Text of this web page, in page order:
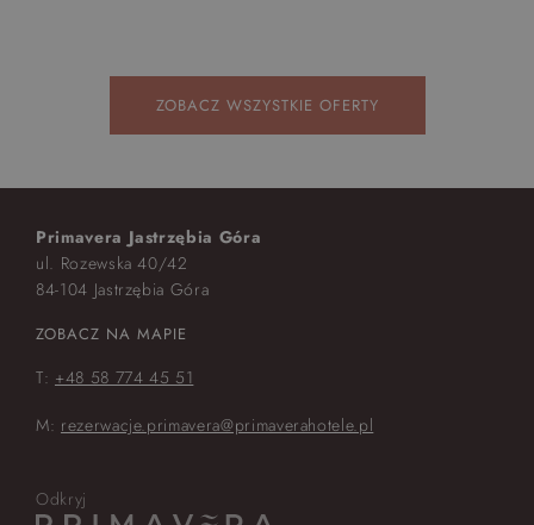
ZOBACZ WSZYSTKIE OFERTY
Primavera Jastrzębia Góra
ul. Rozewska 40/42
84-104 Jastrzębia Góra
ZOBACZ NA MAPIE
T: +48 58 774 45 51
M: rezerwacje.primavera@primaverahotele.pl
Odkryj